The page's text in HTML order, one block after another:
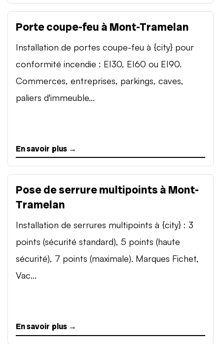
Porte coupe-feu à Mont-Tramelan
Installation de portes coupe-feu à {city} pour
conformité incendie : EI30, EI60 ou EI90.
Commerces, entreprises, parkings, caves,
paliers d'immeuble...
En savoir plus →
Pose de serrure multipoints à Mont-
Tramelan
Installation de serrures multipoints à {city} : 3
points (sécurité standard), 5 points (haute
sécurité), 7 points (maximale). Marques Fichet,
Vac...
En savoir plus →